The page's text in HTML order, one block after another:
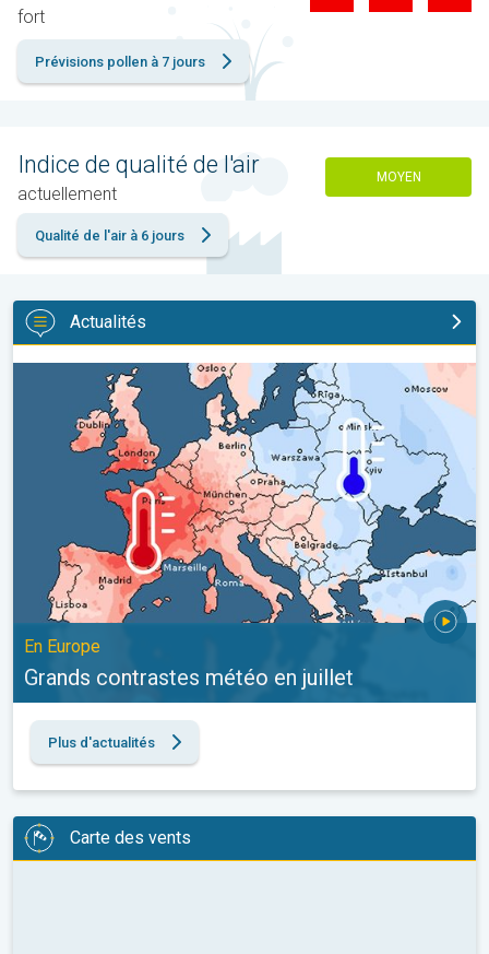
fort
Prévisions pollen à 7 jours
Indice de qualité de l'air
actuellement
MOYEN
Qualité de l'air à 6 jours
Actualités
Grands contrastes météo en juillet. En Europe. . .
En Europe
Grands contrastes météo en juillet
Plus d'actualités
Carte des vents